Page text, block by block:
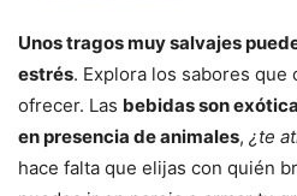
Unos tragos muy salvajes
estrés. Explora los sabores que
ofrecer. Las bebidas son
en presencia de animales, ¿te
hace falta que elijas con quién